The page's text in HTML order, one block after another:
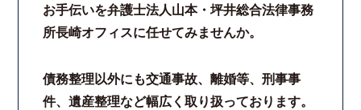
お手伝いを弁護士法人山本・坪井総合法律事務
所長崎オフィスに任せてみませんか。
債務整理以外にも交通事故、離婚等、刑事事
件、遺産整理など幅広く取り扱っております。